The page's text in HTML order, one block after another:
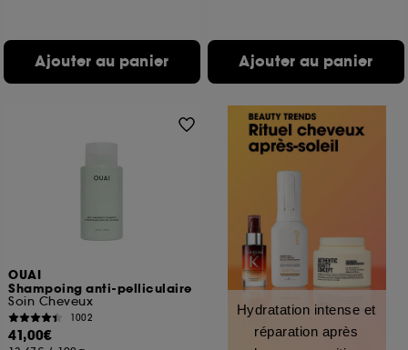
Ajouter au panier Ajouter au panier
OUAI
Shampoing anti-pelliculaire
Soin Cheveux
1002
41,00€
Hydratation intense et
réparation après